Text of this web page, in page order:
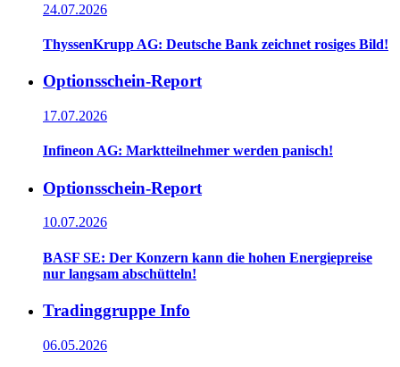
24.07.2026
ThyssenKrupp AG: Deutsche Bank zeichnet rosiges Bild!
Optionsschein-Report
17.07.2026
Infineon AG: Marktteilnehmer werden panisch!
Optionsschein-Report
10.07.2026
BASF SE: Der Konzern kann die hohen Energiepreise
nur langsam abschütteln!
Tradinggruppe Info
06.05.2026